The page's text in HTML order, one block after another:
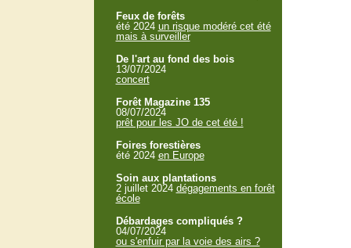
Feux de forêts
été 2024 un risque modéré cet été
mais à surveiller
De l'art au fond des bois
13/07/2024
concert
Forêt Magazine 135
08/07/2024
prêt pour les JO de cet été !
Foires forestières
été 2024 en Europe
Soin aux plantations
2 juillet 2024 dégagements en forêt
école
Débardages compliqués ?
04/07/2024
ou s'enfuir par la voie des airs ?